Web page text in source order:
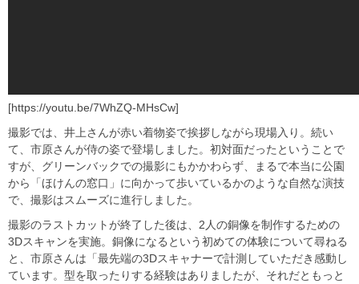
[https://youtu.be/7WhZQ-MHsCw]
撮影では、井上さんが赤い着物姿で挨拶しながら現場入り。続い
て、市原さんが侍の姿で登場しました。初対面だったということで
すが、グリーンバックでの撮影にもかかわらず、まるで本当に公園
から「ほけんの窓口」に向かって歩いているかのような自然な演技
で、撮影はスムーズに進行しました。
撮影のラストカットが終了した後は、2人の銅像を制作するための
3Dスキャンを実施。銅像になるという初めての体験について尋ねる
と、市原さんは「最先端の3Dスキャナーで計測していただき感動し
ています。型を取ったりする経験はありましたが、それだともっと